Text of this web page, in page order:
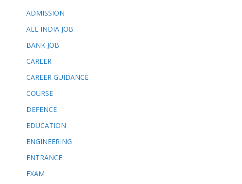
ADMISSION
ALL INDIA JOB
BANK JOB
CAREER
CAREER GUIDANCE
COURSE
DEFENCE
EDUCATION
ENGINEERING
ENTRANCE
EXAM